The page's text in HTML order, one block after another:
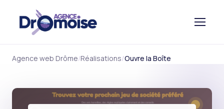
Agence web Drôme Réalisations Ouvre la Boîte